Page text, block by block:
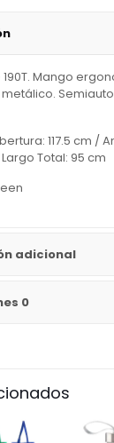
Mango
117.5 cm /
Total: 95 cm
adicional
0